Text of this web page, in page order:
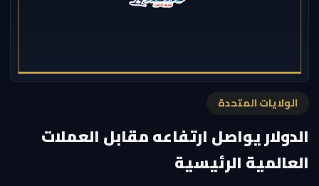
الولايات المتحدة
الدولار يواصل ارتفاعه مقابل العملات
العالمية الرئيسية